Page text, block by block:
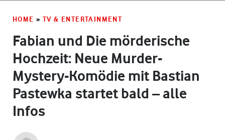
HOME » TV & ENTERTAINMENT
Fabian und Die mörderische
Hochzeit: Neue Murder-
Mystery-Komödie mit Bastian
Pastewka startet bald – alle
Infos